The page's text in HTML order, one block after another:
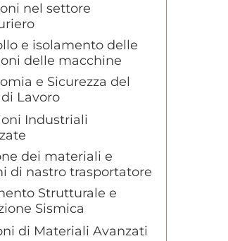
nel settore
e isolamento delle
delle macchine
e Sicurezza del
Lavoro
Industriali
dei materiali e
di nastro trasportatore
Strutturale e
Sismica
di Materiali Avanzati